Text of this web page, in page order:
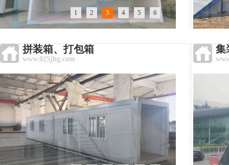
1 2 3 4 5 6
拼装箱、打包箱
www.025jhg.com
集